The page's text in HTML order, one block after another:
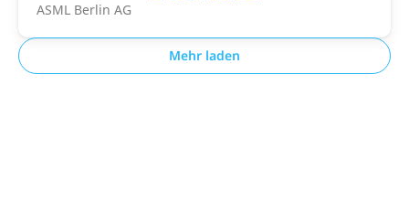
ASML Berlin AG
Mehr laden